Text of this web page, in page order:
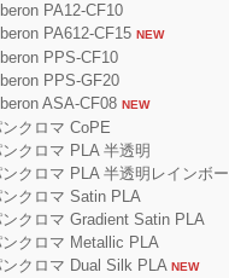
PA12-CF10
PA612-CF15 NEW
PPS-CF10
PPS-GF20
ASA-CF08 NEW
クロマ CoPE
クロマ PLA 半透明
クロマ PLA 半透明レインボー
クロマ Satin PLA
クロマ Gradient Satin PLA
クロマ Metallic PLA
クロマ Dual Silk PLA NEW